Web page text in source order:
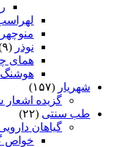
منوچهر
نوذر (۹)
هماى
هوشنگ
شهریار (۱۵۷)
گزیده اشعار
طب سنتی (۲۲)
گیاهان
خواص